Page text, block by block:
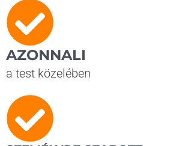
AZONNALI
a test közelében